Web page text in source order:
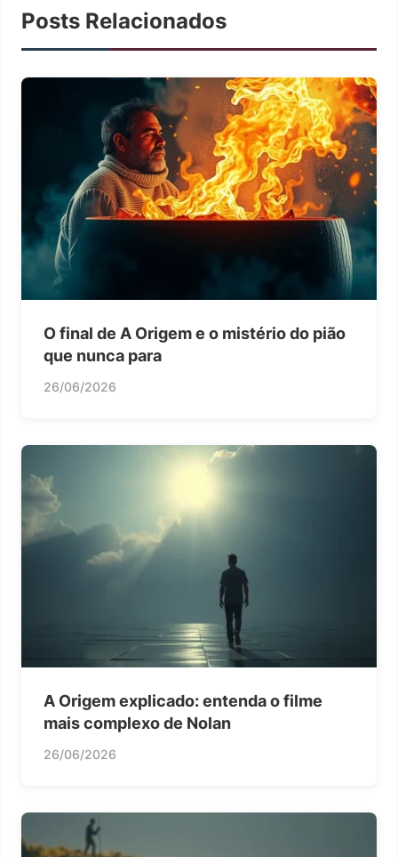
Posts Relacionados
O final de A Origem e o mistério do pião
que nunca para
26/06/2026
A Origem explicado: entenda o filme
mais complexo de Nolan
26/06/2026